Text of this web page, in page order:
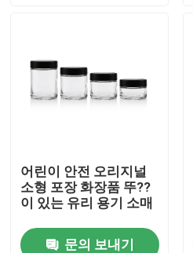
제품
우리에 대하여
공장 여행
어린이 안전 오리지널
소형 포장 화장품 뚜??
이 있는 유리 용기 소매
문의 보내기